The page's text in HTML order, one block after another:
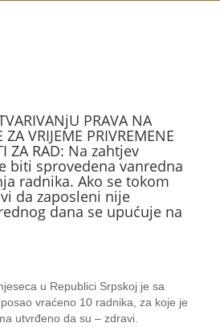
PRAVA NA
VRIJEME PRIVREMENE
ZA RAD: Na zahtjev
biti sprovedena vanredna
radnika. Ako se tokom
da zaposleni nije
dana se upućuje na
u Republici Srpskoj je sa
vraćeno 10 radnika, za koje je
utvrđeno da su – zdravi.